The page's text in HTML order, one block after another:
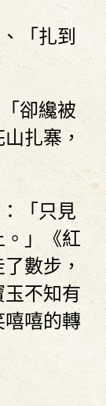
「扎到
卻纔被
扎寨，
「只見
」《紅
數步，
不知有
嘻的轉